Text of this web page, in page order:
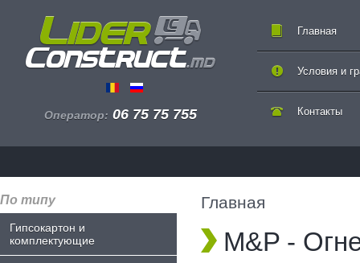
Оператор: 06 75 75 755
Главная
Контакты
Условия и
По типу
Гипсокартон и
комплектующие
Главная
M&P -